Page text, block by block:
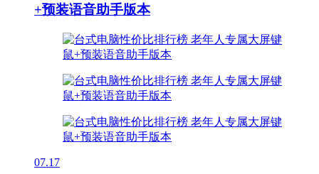
+预装语音助手版本
07.17